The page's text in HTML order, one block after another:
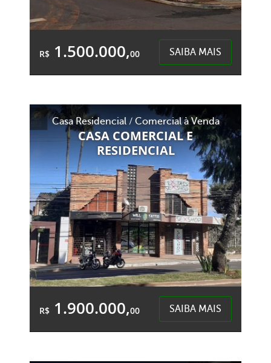
R$ 1.500.000,00 SAIBA MAIS
900,00m²
900,00m²
Esplanada - Chapecó
Casa Residencial / Comercial à Venda
CASA COMERCIAL E
RESIDENCIAL
R$ 1.900.000,00 SAIBA MAIS